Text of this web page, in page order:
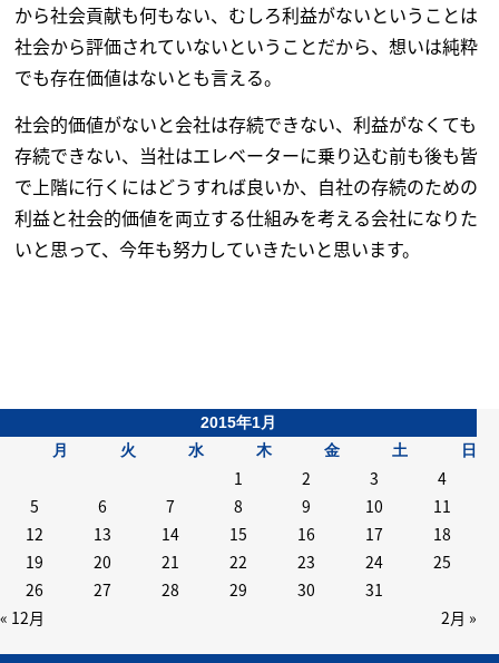
から社会貢献も何もない、むしろ利益がないということは
社会から評価されていないということだから、想いは純粋
でも存在価値はないとも言える。
社会的価値がないと会社は存続できない、利益がなくても
存続できない、当社はエレベーターに乗り込む前も後も皆
で上階に行くにはどうすれば良いか、自社の存続のための
利益と社会的価値を両立する仕組みを考える会社になりた
いと思って、今年も努力していきたいと思います。
2015年1月
月
火 水 木 金 土 日
« 12月 2月 »
1 2 3
4
5
6 7 8 9 10
11
12
13 14 15 16 17
18
19
20 21 22 23 24
25
26
27 28 29 30 31